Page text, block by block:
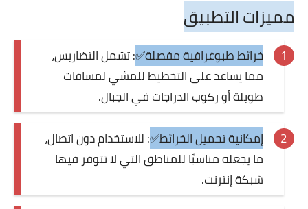
مميزات التطبيق
خرائط طبوغرافية مفصلة✅: تشمل التضاريس،
مما يساعد على التخطيط للمشي لمسافات
طويلة أو ركوب الدراجات في الجبال.
إمكانية تحميل الخرائط✅: للاستخدام دون اتصال،
ما يجعله مناسبًا للمناطق التي لا تتوفر فيها
شبكة إنترنت.